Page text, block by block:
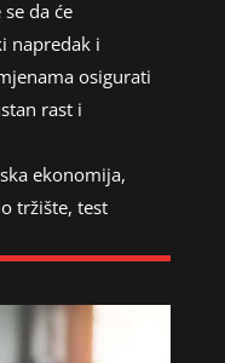
da će
napredak i
osigurati
rast i
ekonomija,
tržište, test